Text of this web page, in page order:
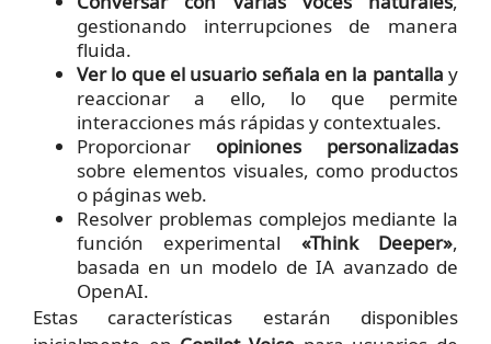
gestionando interrupciones de manera
fluida.
Ver lo que el usuario señala en la pantalla y
reaccionar a ello, lo que permite
interacciones más rápidas y contextuales.
Proporcionar opiniones personalizadas
sobre elementos visuales, como productos
o páginas web.
Resolver problemas complejos mediante la
función experimental «Think Deeper»,
basada en un modelo de IA avanzado de
OpenAI.
Estas características estarán disponibles